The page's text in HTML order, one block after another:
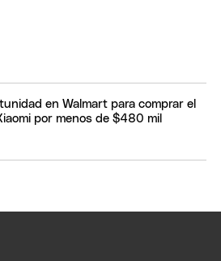
en Walmart para comprar el
por menos de $480 mil